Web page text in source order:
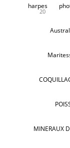
harpes
20
MINERAUX